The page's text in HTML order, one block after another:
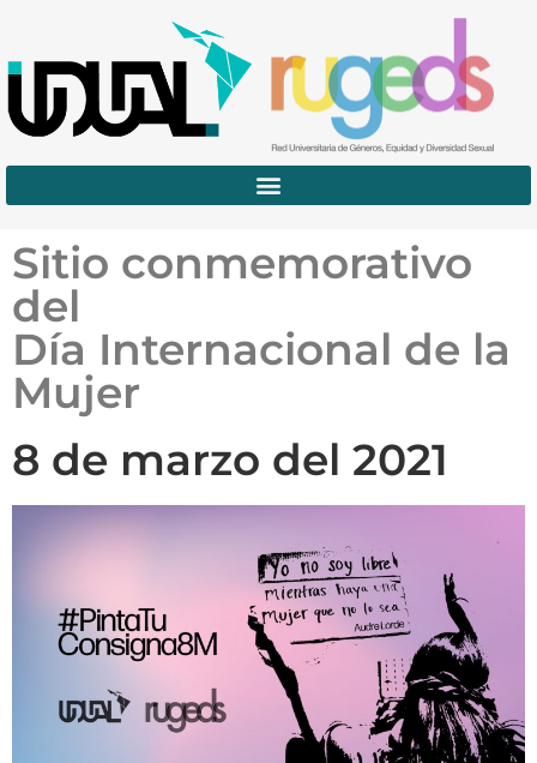
Sitio conmemorativo
del
Día Internacional de la
Mujer
8 de marzo del 2021